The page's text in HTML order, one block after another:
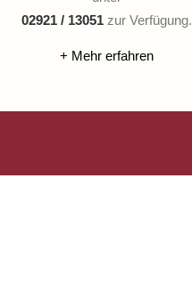
02921 / 13051zur Verfügung.
+ Mehr erfahren